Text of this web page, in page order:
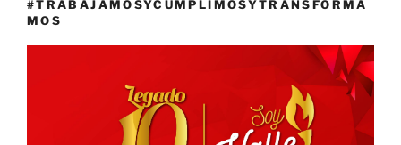
#TRABAJAMOSYCUMPLIMOSYTRANSFORMA
MOS